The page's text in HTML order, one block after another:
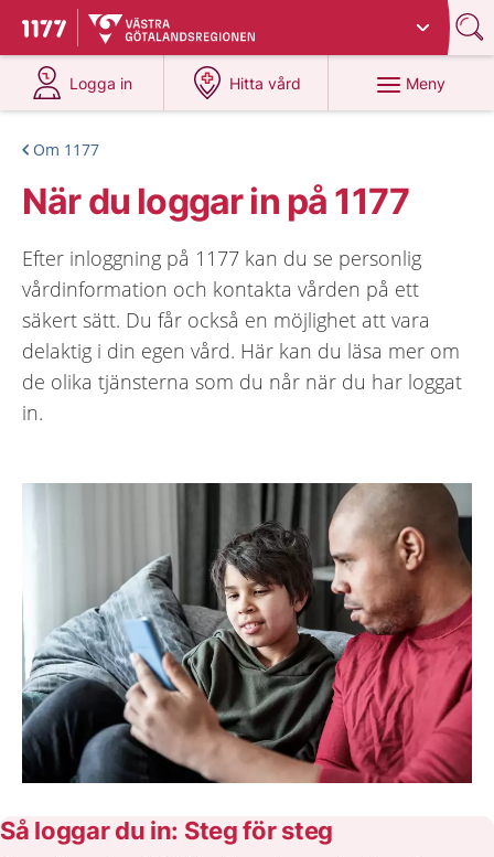
Till startsidan för 1177
Du har valt region
Logga in
på 1177.se
Hitta vård
på 1177.se
Meny
Om 1177
När du loggar in på 1177
Efter inloggning på 1177 kan du se personlig
vårdinformation och kontakta vården på ett
säkert sätt. Du får också en möjlighet att vara
delaktig i din egen vård. Här kan du läsa mer om
de olika tjänsterna som du når när du har loggat
in.
Så loggar du in: Steg för steg